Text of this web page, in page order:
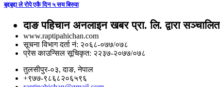
बृद्दबृद्दा ले रोपे एकै दिन ५ सय बिरुवा
दाङ पहिचान अनलाइन खबर प्रा. लि. द्वारा सञ्चालित
www.raptipahichan.com
सूचना विभाग दर्ता नं: २०६८-०७७/०७८
प्रेस काउन्सिल सूचिकृत: २२३७-२०७७/०७८
तुलसीपुर-०३, दाङ, नेपाल
+९७७-९८६८२०६५९६